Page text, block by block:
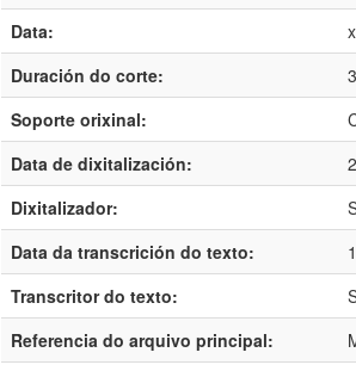
Data:
Duración do corte:
Soporte orixinal:
Data de dixitalización:
Dixitalizador:
Data da transcrición do texto:
Transcritor do texto:
Referencia do arquivo principal: